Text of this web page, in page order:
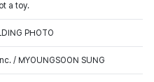
a toy.
PHOTO
/ MYOUNGSOON SUNG